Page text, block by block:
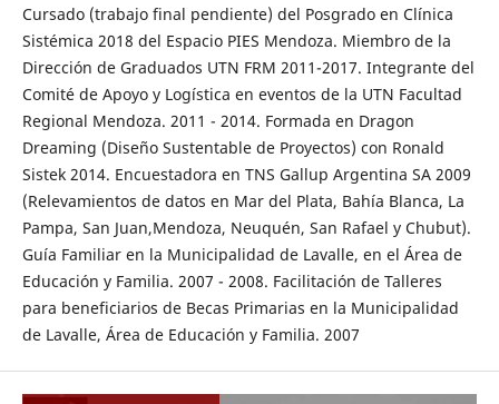
Cursado (trabajo final pendiente) del Posgrado en Clínica
Sistémica 2018 del Espacio PIES Mendoza. Miembro de la
Dirección de Graduados UTN FRM 2011-2017. Integrante del
Comité de Apoyo y Logística en eventos de la UTN Facultad
Regional Mendoza. 2011 - 2014. Formada en Dragon
Dreaming (Diseño Sustentable de Proyectos) con Ronald
Sistek 2014. Encuestadora en TNS Gallup Argentina SA 2009
(Relevamientos de datos en Mar del Plata, Bahía Blanca, La
Pampa, San Juan,Mendoza, Neuquén, San Rafael y Chubut).
Guía Familiar en la Municipalidad de Lavalle, en el Área de
Educación y Familia. 2007 - 2008. Facilitación de Talleres
para beneficiarios de Becas Primarias en la Municipalidad
de Lavalle, Área de Educación y Familia. 2007